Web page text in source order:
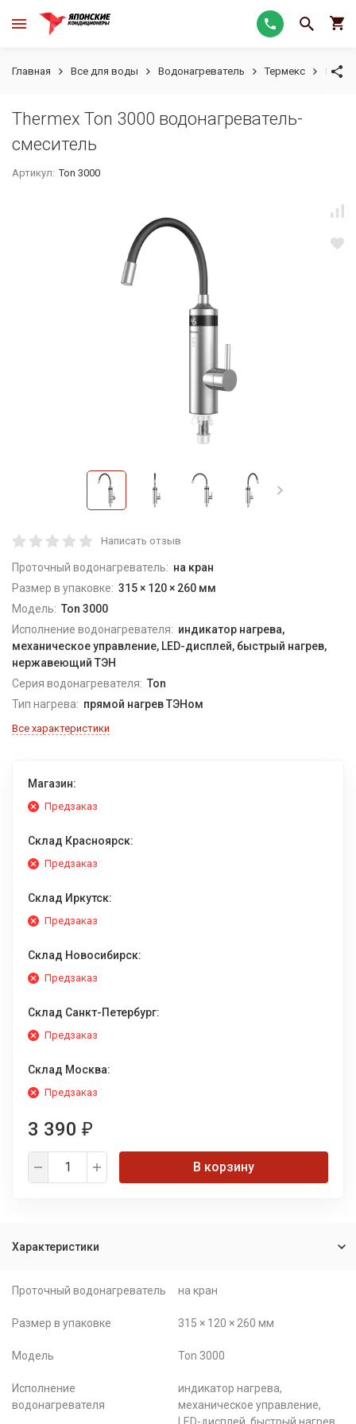
Главная Все для воды Водонагреватель Термекс
Thermex Ton 3000 водонагреватель-
смеситель
Артикул: Ton 3000
Написать отзыв
Проточный водонагреватель: на кран
Размер в упаковке: 315 × 120 × 260 мм
Модель: Ton 3000
Исполнение водонагревателя: индикатор нагрева,
механическое управление, LED-дисплей, быстрый нагрев,
нержавеющий ТЭН
Серия водонагревателя: Ton
Тип нагрева: прямой нагрев ТЭНом
Все характеристики
Магазин:
Предзаказ
Склад Красноярск:
Предзаказ
Склад Иркутск:
Предзаказ
Склад Новосибирск:
Предзаказ
Склад Санкт-Петербург:
Предзаказ
Склад Москва:
Предзаказ
3 390 ₽
В корзину
Характеристики
Проточный водонагреватель на кран
Размер в упаковке 315 × 120 × 260 мм
Модель Ton 3000
Исполнение
водонагревателя
индикатор нагрева,
механическое управление,